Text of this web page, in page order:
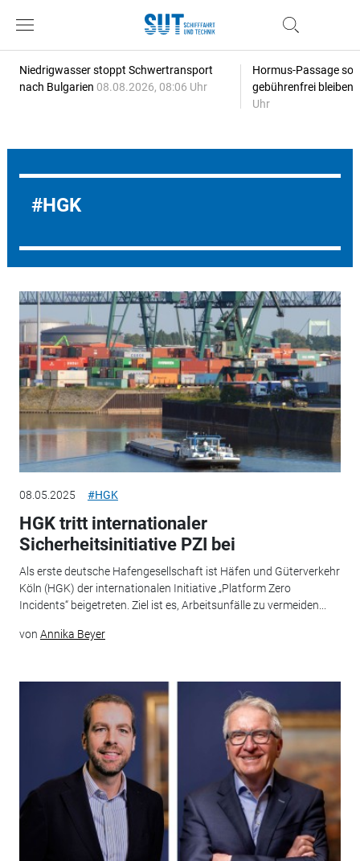
Niedrigwasser stoppt Schwertransport
nach Bulgarien 08.08.2026, 08:06 Uhr
Hormus-Passage
gebührenfrei bleiben
Uhr
HGK
08.05.2025 #HGK
HGK tritt internationaler
Sicherheitsinitiative PZI bei
Als erste deutsche Hafengesellschaft ist Häfen und Güterverkehr
Köln (HGK) der internationalen Initiative „Platform Zero
Incidents“ beigetreten. Ziel ist es, Arbeitsunfälle zu vermeiden...
von Annika Beyer